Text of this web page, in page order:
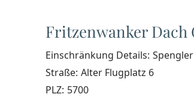
Fritzenwanker Dach
Einschränkung Details: Spengler
Straße: Alter Flugplatz 6
PLZ: 5700